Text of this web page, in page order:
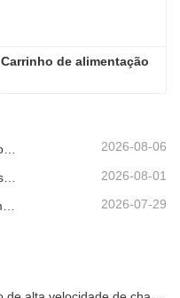
Carrinho de alimentação
2026-08-06
2026-08-01
Nivelamento de alta precisão para melhorar a planicidade da chapa 2026-07-29